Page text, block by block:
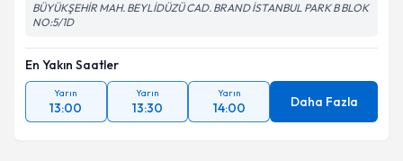
BÜYÜKŞEHİR MAH. BEYLİDÜZÜ CAD. BRAND İSTANBUL PARK B BLOK
NO:5/1D
En Yakın Saatler
Yarın
13:00
Yarın
13:30
Yarın
14:00 Daha Fazla